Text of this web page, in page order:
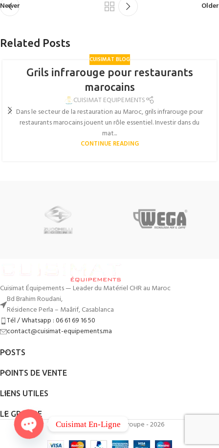
Newer Older
Related Posts
CUISIMAT BLOG
Grils infrarouge pour restaurants
marocains
CUISIMAT EQUIPEMENTS
Dans le secteur de la restauration au Maroc, grils infrarouge pour
restaurants marocains jouent un rôle essentiel. Investir dans du
mat...
CONTINUE READING
Cuisimat Équipements — Leader du Matériel CHR au Maroc
Bd Brahim Roudani,
Résidence Perla – Maârif, Casablanca
Tél / Whatsapp : 06 61 69 16 50
contact@cuisimat-equipements.ma
POSTS
POINTS DE VENTE
LIENS UTILES
LE GROUPE
ByQodWeb- Cuisimat Groupe - 2026
Cuisimat En-Ligne